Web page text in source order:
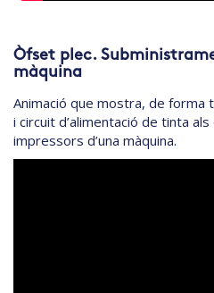
Òfset plec.
màquina
Animació que mostra, de forma
i circuit d’alimentació de tinta
impressors d’una màquina.